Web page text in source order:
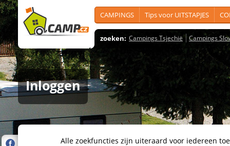
CAMPINGS Tips voor UITSTAPJES
zoeken: Campings Tsjechië Campings
Inloggen
Alle zoekfuncties zijn uiteraard voor iedereen